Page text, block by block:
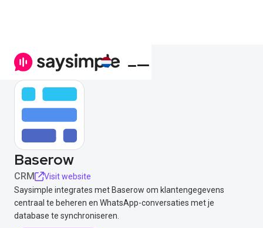
Baserow
CRM
Visit website
Saysimple integrates met Baserow om klantengegevens
centraal te beheren en WhatsApp-conversaties met je
database te synchroniseren.